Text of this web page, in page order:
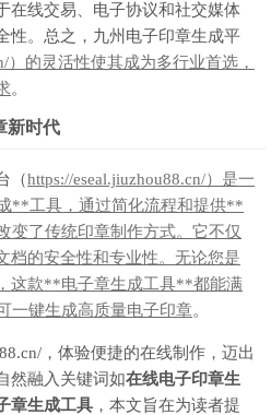
在线交易、电子协议和社交媒体
性。总之，九州电子印章生成平
）的灵活性使其成为多行业首选，
。
新时代
（https://eseal.jiuzhou88.cn/）是一
**工具，通过简化流程和提供**
变了传统印章制作方式。它不仅
档的安全性和专业性。无论您是
这款**电子章生成工具**都能满
一键生成高质量电子印章。
，体验便捷的在线制作，迈出
然融入关键词如在线电子印章生
章生成工具 ，本文旨在为读者提